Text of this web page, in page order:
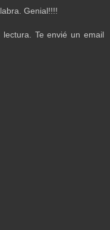
Genial!!!!
Te envié un email